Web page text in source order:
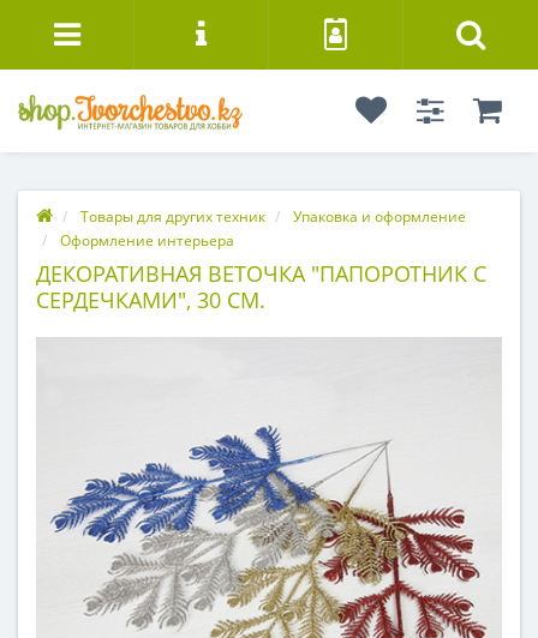
Товары для других техник
Упаковка и оформление
Оформление интерьера
ДЕКОРАТИВНАЯ ВЕТОЧКА "ПАПОРОТНИК С
СЕРДЕЧКАМИ", 30 СМ.